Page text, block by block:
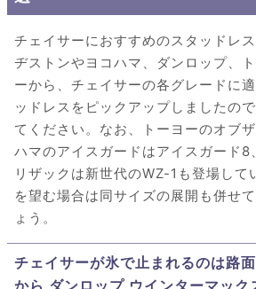
チェイサーにおすすめのスタッドレ
ヂストンやヨコハマ、ダンロップ、
ーから、チェイサーの各グレードに
ッドレスをピックアップしましたの
てください。なお、トーヨーのオブ
ハマのアイスガードはアイスガード8
リザックは新世代のWZ-1も登場して
を望む場合は同サイズの展開も併せ
ょう。
チェイサーが氷で止まれるのは路